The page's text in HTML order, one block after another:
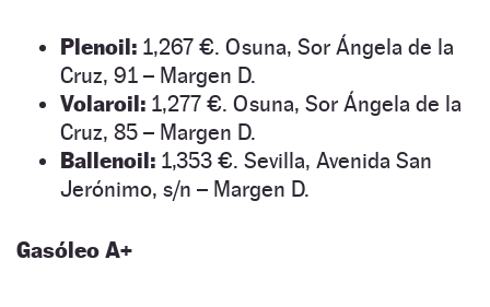
Plenoil: 1,267 €. Osuna, Sor Ángela de la
Cruz, 91 – Margen D.
Volaroil: 1,277 €. Osuna, Sor Ángela de la
Cruz, 85 – Margen D.
Ballenoil: 1,353 €. Sevilla, Avenida San
Jerónimo, s/n – Margen D.
Gasóleo A+